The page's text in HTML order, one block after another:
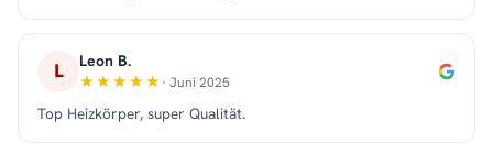
L Leon B.
· Juni 2025
Top Heizkörper, super Qualität.